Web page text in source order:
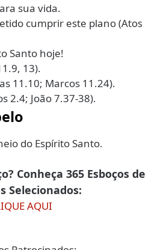
sua vida.
cumprir este plano (Atos
Santo hoje!
13).
11.10; Marcos 11.24).
2.4; João 7.37-38).
do Espírito Santo.
Conheça 365 Esboços de
Selecionados:
AQUI